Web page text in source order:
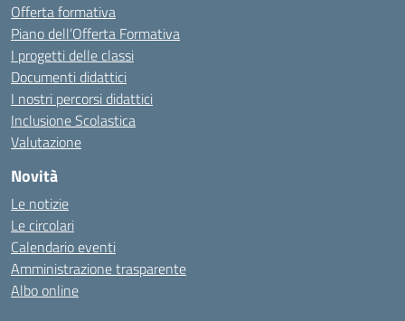
Offerta formativa
Piano dell’Offerta Formativa
I progetti delle classi
Documenti didattici
I nostri percorsi didattici
Inclusione Scolastica
Valutazione
Novità
Le notizie
Le circolari
Calendario eventi
Amministrazione trasparente
Albo online